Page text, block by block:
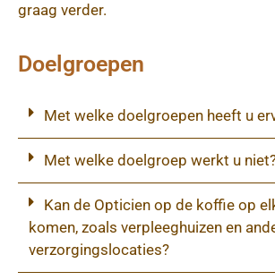
graag verder.
Doelgroepen
Met welke doelgroepen heeft u
Met welke doelgroep werkt u
Kan de Opticien op de koffie op
komen, zoals verpleeghuizen en
verzorgingslocaties?